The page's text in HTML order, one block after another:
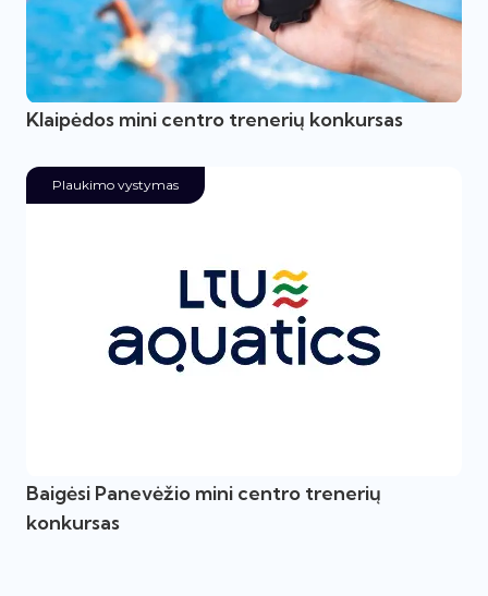
Klaipėdos mini centro trenerių konkursas
Plaukimo vystymas
Baigėsi Panevėžio mini centro trenerių
konkursas